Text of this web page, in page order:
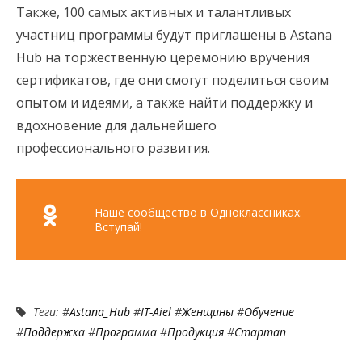
Также, 100 самых активных и талантливых
участниц программы будут приглашены в Astana
Hub на торжественную церемонию вручения
сертификатов, где они смогут поделиться своим
опытом и идеями, а также найти поддержку и
вдохновение для дальнейшего
профессионального развития.
Наше сообщество в Одноклассниках.
Вступай!
Теги: #Astana_Hub #IT-Aiel #Женщины #Обучение
#Поддержка #Программа #Продукция #Стартап